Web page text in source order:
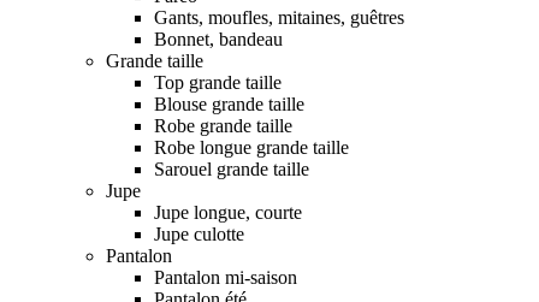
Gants, moufles, mitaines, guêtres
Bonnet, bandeau
Grande taille
Top grande taille
Blouse grande taille
Robe grande taille
Robe longue grande taille
Sarouel grande taille
Jupe
Jupe longue, courte
Jupe culotte
Pantalon
Pantalon mi-saison